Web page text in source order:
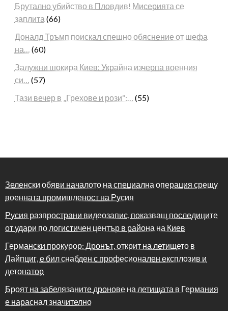
Брутално убийство в Пловдив! Мисерията се
заплита (66)
Доналд Тръмп поискал спешно обяснение от шефа
на… (60)
Залужни шокира Киев: Украйна изчерпа военния
си… (57)
Тази вечер в „Грехове и рози“:… (55)
Зеленски обяви началото на специална операция срещу
военната промишленост на Русия
Русия разпространи видеозапис, показващ последиците
от удари по логистичен център в района на Киев
Германски прокурор: Дронът, открит на летището в
Лайпциг, е бил снабден с професионален експлозив и
детонатор
Броят на забелязаните дронове на летищата в Германия
е нараснал значително